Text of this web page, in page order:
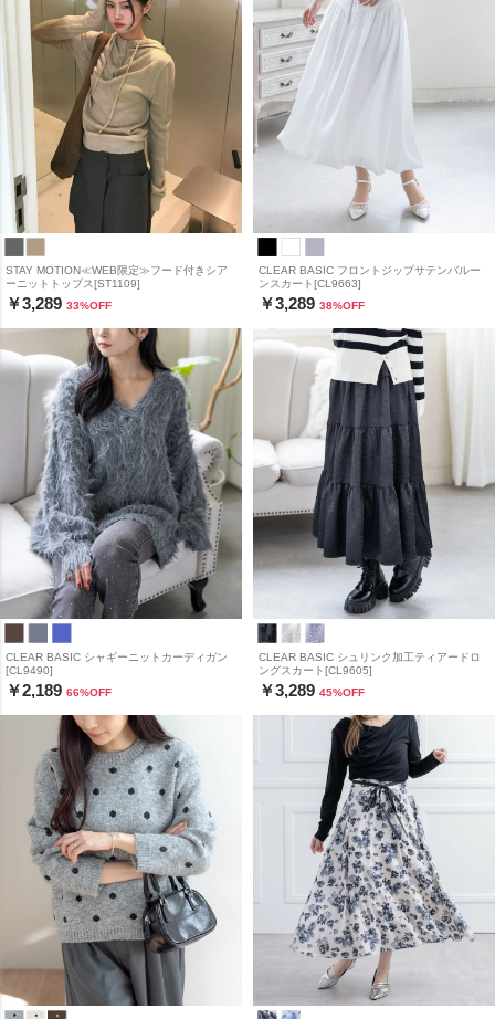
STAY MOTION≪WEB限定≫フード付きシア
ーニットトップス[ST1109]
￥3,289 33%OFF
CLEAR BASIC フロントジップサテンバルー
ンスカート[CL9663]
￥3,289 38%OFF
CLEAR BASIC シャギーニットカーディガン
[CL9490]
￥2,189 66%OFF
CLEAR BASIC シュリンク加工ティアードロ
ングスカート[CL9605]
￥3,289 45%OFF